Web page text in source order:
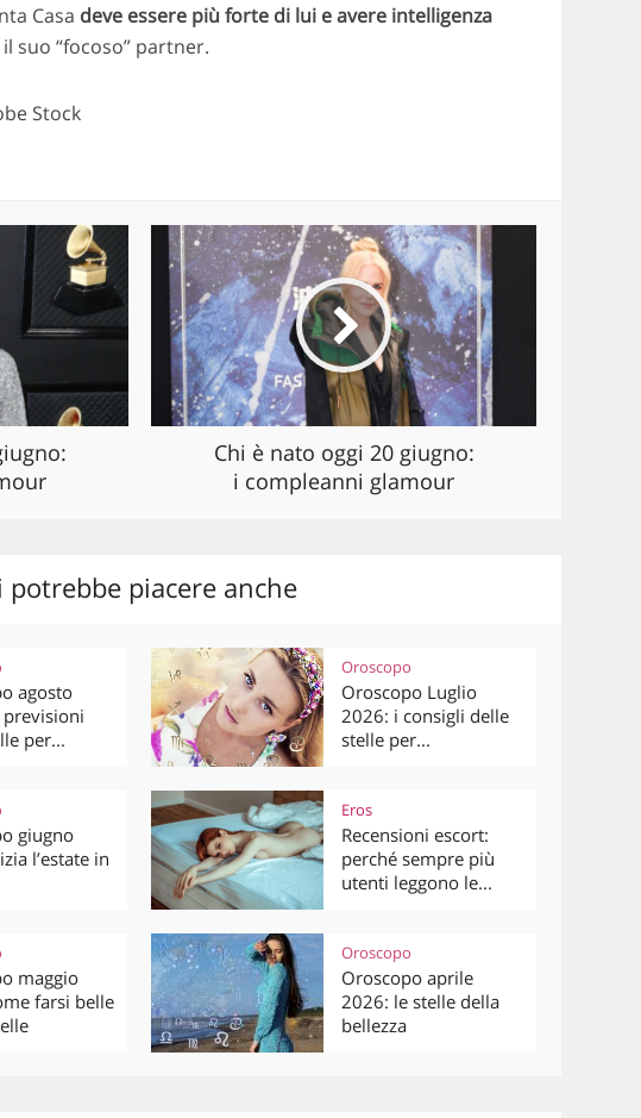
Casa deve essere più forte di lui e avere intelligenza
suo “focoso” partner.
Stock
Chi è nato oggi 20 giugno:
i compleanni glamour
potrebbe piacere anche
agosto
per...
Oroscopo
Oroscopo Luglio
2026: i consigli delle
stelle per...
giugno
l’estate in
Eros
Recensioni escort:
perché sempre più
utenti leggono le...
maggio
farsi belle
Oroscopo
Oroscopo aprile
2026: le stelle della
bellezza